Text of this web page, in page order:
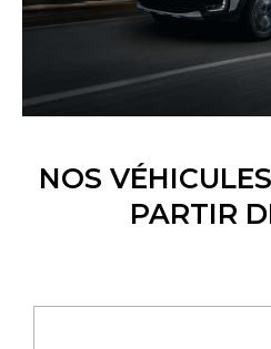
NOS
PARTIR